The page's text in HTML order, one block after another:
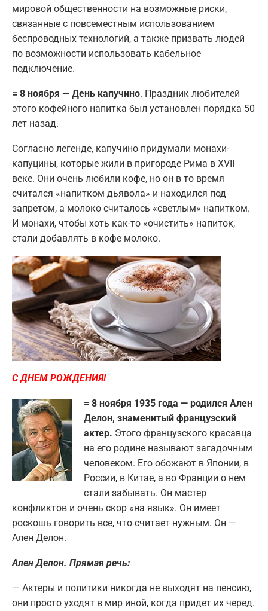
мировой общественности на возможные риски,
связанные с повсеместным использованием
беспроводных технологий, а также призвать людей
по возможности использовать кабельное
подключение.
= 8 ноября — День капучино. Праздник любителей
этого кофейного напитка был установлен порядка 50
лет назад.
Согласно легенде, капучино придумали монахи-
капуцины, которые жили в пригороде Рима в XVII
веке. Они очень любили кофе, но он в то время
считался «напитком дьявола» и находился под
запретом, а молоко считалось «светлым» напитком.
И монахи, чтобы хоть как-то «очистить» напиток,
стали добавлять в кофе молоко.
С ДНЕМ РОЖДЕНИЯ!
= 8 ноября 1935 года — родился Ален
Делон, знаменитый французский
актер. Этого французского красавца
на его родине называют загадочным
человеком. Его обожают в Японии, в
России, в Китае, а во Франции о нем
стали забывать. Он мастер
конфликтов и очень скор «на язык». Он имеет
роскошь говорить все, что считает нужным. Он —
Ален Делон.
Ален Делон. Прямая речь:
— Актеры и политики никогда не выходят на пенсию,
они просто уходят в мир иной, когда придет их черед.